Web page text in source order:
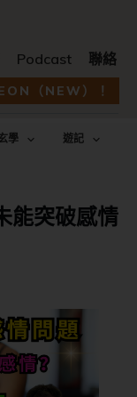
Podcast 聯絡
（NEW）！
學
遊記
能突破感情